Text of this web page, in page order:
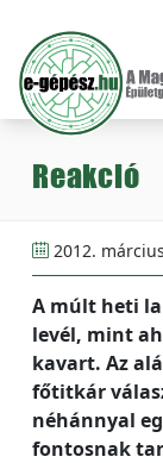
Reakció
2012.
A múlt heti
levél, mint
kavart. Az
főtitkár
néhánnyal
fontosnak